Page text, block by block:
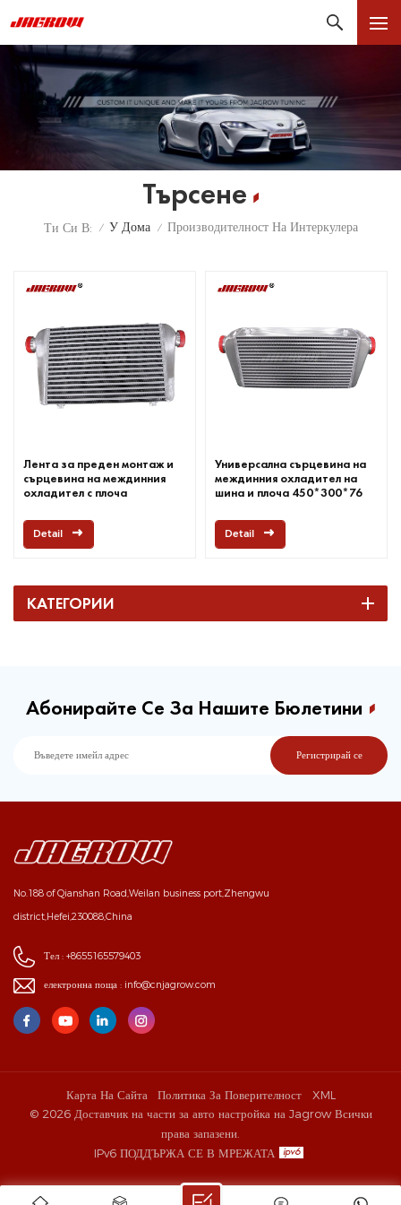
Търсене
Ти Си В: / У Дома / Производителност На Интеркулера
Лента за преден монтаж и
сърцевина на междинния
охладител с плоча
Detail
Универсална сърцевина на
междинния охладител на
шина и плоча 450*300*76
Detail
КАТЕГОРИИ
Абонирайте Се За Нашите Бюлетини
No.188 of Qianshan Road,Weilan business port,Zhengwu
district,Hefei,230088,China
Тел : +8655165579403
електронна поща : info@cnjagrow.com
Карта На Сайта Политика За Поверителност
XML
© 2026 Доставчик на части за авто настройка на Jagrow Всички
права запазени.
IPv6 ПОДДЪРЖА СЕ В МРЕЖАТА